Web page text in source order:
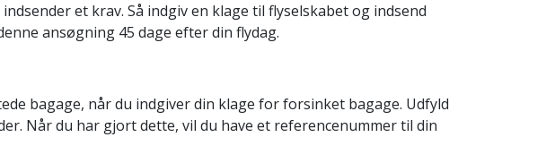
et krav. Så indgiv en klage til flyselskabet og indsend
ansøgning 45 dage efter din flydag.
bagage, når du indgiver din klage for forsinket bagage. Udfyld
Når du har gjort dette, vil du have et referencenummer til din